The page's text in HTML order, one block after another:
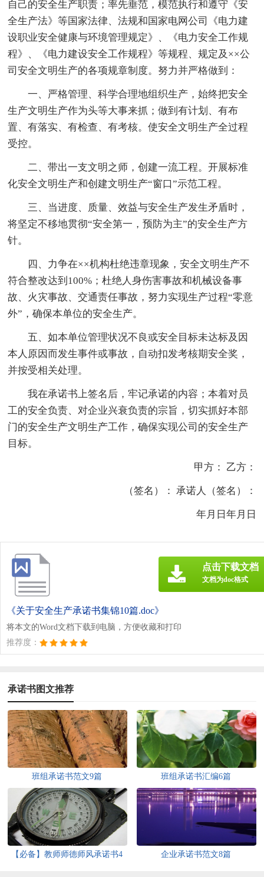
自己的安全生产职责；率先垂范，模范执行和遵守《安
全生产法》等国家法律、法规和国家电网公司《电力建
设职业安全健康与环境管理规定》、《电力安全工作规
程》、《电力建设安全工作规程》等规程、规定及××公
司安全文明生产的各项规章制度。努力并严格做到：
一、严格管理、科学合理地组织生产，始终把安全
生产文明生产作为头等大事来抓；做到有计划、有布
置、有落实、有检查、有考核。使安全文明生产全过程
受控。
二、带出一支文明之师，创建一流工程。开展标准
化安全文明生产和创建文明生产“窗口”示范工程。
三、当进度、质量、效益与安全生产发生矛盾时，
将坚定不移地贯彻“安全第一，预防为主”的安全生产方
针。
四、力争在××机构杜绝违章现象，安全文明生产不
符合整改达到100%；杜绝人身伤害事故和机械设备事
故、火灾事故、交通责任事故，努力实现生产过程“零意
外”，确保本单位的安全生产。
五、如本单位管理状况不良或安全目标未达标及因
本人原因而发生事件或事故，自动扣发考核期安全奖，
并按受相关处理。
我在承诺书上签名后，牢记承诺的内容；本着对员
工的安全负责、对企业兴衰负责的宗旨，切实抓好本部
门的安全生产文明生产工作，确保实现公司的安全生产
目标。
甲方： 乙方：
（签名）： 承诺人（签名）：
年月日年月日
《关于安全生产承诺书集锦10篇.doc》
将本文的Word文档下载到电脑，方便收藏和打印
推荐度：
点击下载文档
文档为doc格式
承诺书图文推荐
班组承诺书范文9篇 班组承诺书汇编6篇
【必备】教师师德师风承诺书4
企业承诺书范文8篇